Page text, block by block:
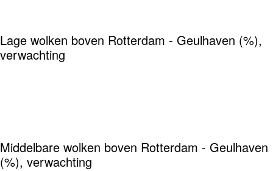
Lage wolken boven Rotterdam - Geulhaven (%),
verwachting
Middelbare wolken boven Rotterdam - Geulhaven
(%), verwachting